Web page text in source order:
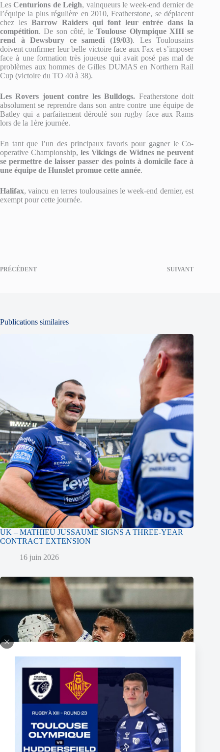
Les Centurions de Leigh, vainqueurs le week-end dernier de
l’équipe la plus régulière en 2010, Featherstone, se déplacent
chez les Barrow Raiders qui font leur entrée dans la
compétition. De son côté, leToulouse Olympique XIII se
rend à Dewsbury ce samedi (19/03). Les Toulousains
doivent confirmer leur belle victoire face aux Fax et s’imposer
face à une formation très joueuse qui avait posé pas mal de
problèmes aux hommes de Gilles DUMAS en Northern Rail
Cup (victoire du TO 40 à 38).
Les Rovers jouent contre les Bulldogs. Featherstone doit
absolument se reprendre dans son antre contre une équipe de
Batley qui a parfaitement déroulé son rugby face aux Rams
lors de la 1ère journée.
En tant que l’un des principaux favoris pour gagner le Co-
operative Championship,les Vikings de Widnes ne peuvent
se permettre de laisser passer des points à domicile face à
une équipe de Hunslet promue cette année.
Halifax, vaincu en terres toulousaines le week-end dernier, est
exempt pour cette journée.
PRÉCÉDENT SUIVANT
Publications similaires
UK – MATHIEU JUSSAUME SIGNS A THREE-YEAR
CONTRACT EXTENSION
16 juin 2026